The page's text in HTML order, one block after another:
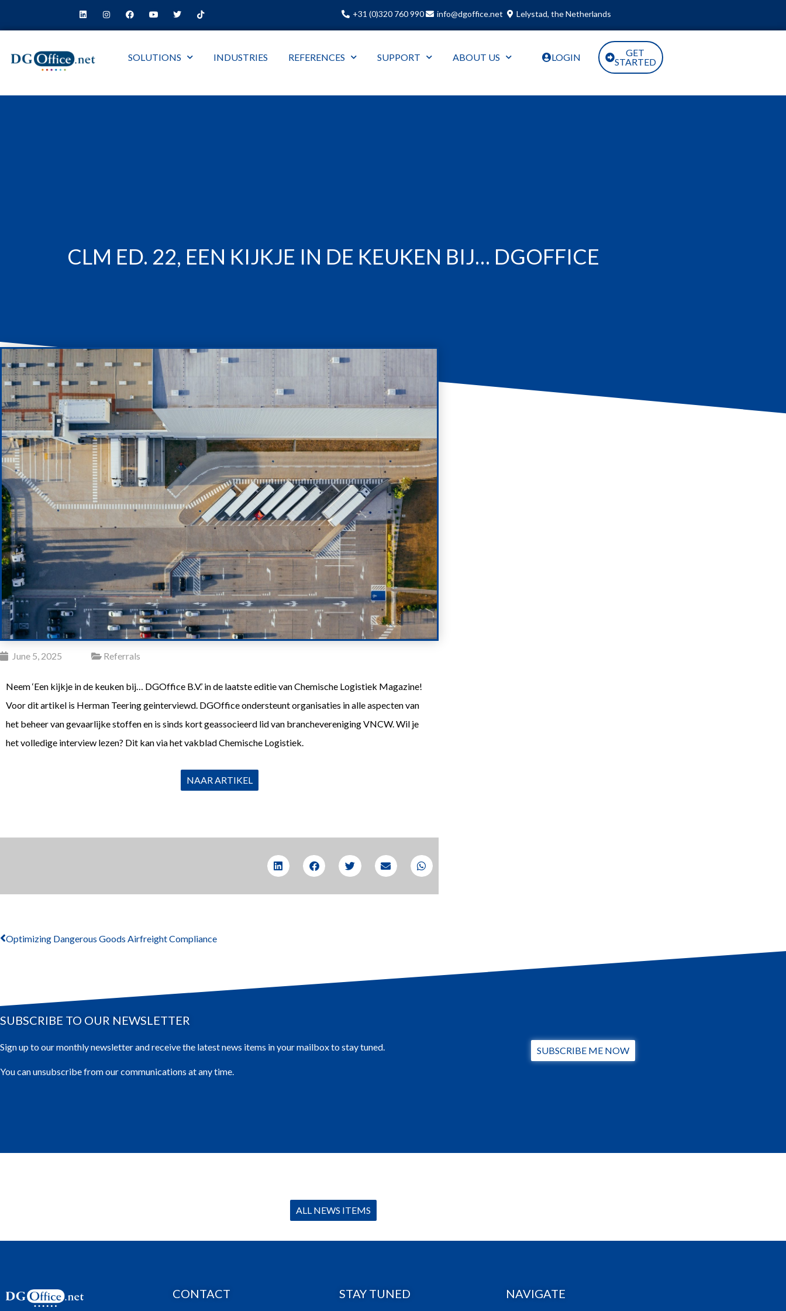
+31 (0)320 760 990 info@dgoffice.net Lelystad, the Netherlands
SOLUTIONS INDUSTRIES REFERENCES SUPPORT ABOUT US LOGIN
GET
STARTED
CLM ED. 22, EEN KIJKJE IN DE KEUKEN BIJ… DGOFFICE
June 5, 2025 Referrals
Neem ‘Een kijkje in de keuken bij… DGOffice B.V.’ in de laatste editie van Chemische Logistiek Magazine!
Voor dit artikel is Herman Teering geinterviewd. DGOffice ondersteunt organisaties in alle aspecten van
het beheer van gevaarlijke stoffen en is sinds kort geassocieerd lid van branchevereniging VNCW. Wil je
het volledige interview lezen? Dit kan via het vakblad Chemische Logistiek.
NAAR ARTIKEL
Optimizing Dangerous Goods Airfreight Compliance
SUBSCRIBE TO OUR NEWSLETTER
Sign up to our monthly newsletter and receive the latest news items in your mailbox to stay tuned.
You can unsubscribe from our communications at any time.
SUBSCRIBE ME NOW
ALL NEWS ITEMS
CONTACT STAY TUNED NAVIGATE